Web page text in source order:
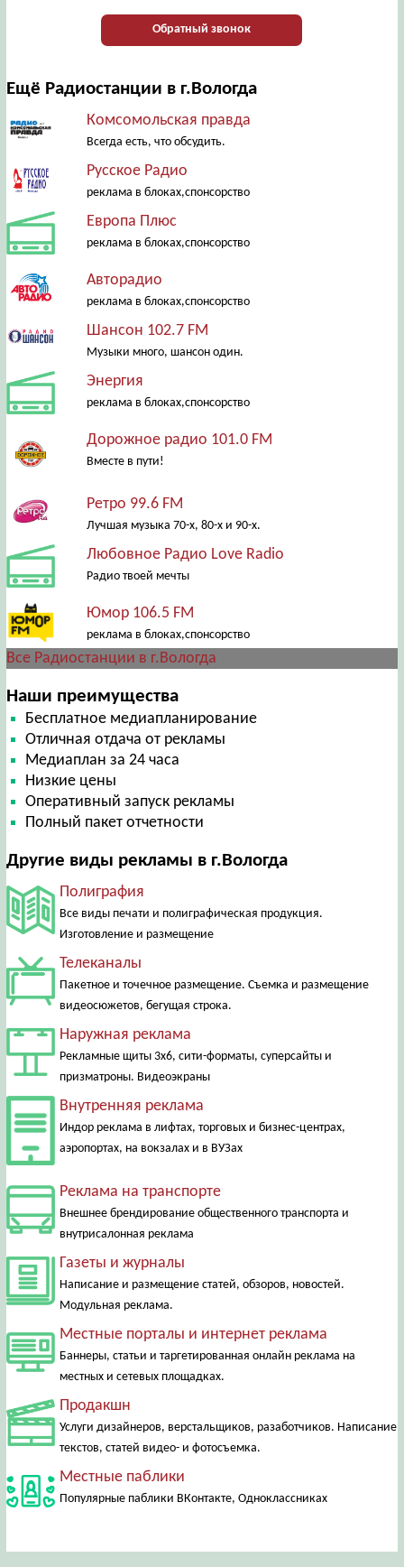
Обратный звонок
Ещё Радиостанции в г.Вологда
Комсомольская правда
Всегда есть, что обсудить.
Русское Радио
реклама в блоках,спонсорство
Европа Плюс
реклама в блоках,спонсорство
Авторадио
реклама в блоках,спонсорство
Шансон 102.7 FM
Музыки много, шансон один.
Энергия
реклама в блоках,спонсорство
Дорожное радио 101.0 FM
Вместе в пути!
Ретро 99.6 FM
Лучшая музыка 70-х, 80-х и 90-х.
Любовное Радио Love Radio
Радио твоей мечты
Юмор 106.5 FM
реклама в блоках,спонсорство
Все Радиостанции в г.Вологда
Наши преимущества
Бесплатное медиапланирование
Отличная отдача от рекламы
Медиаплан за 24 часа
Низкие цены
Оперативный запуск рекламы
Полный пакет отчетности
Другие виды рекламы в г.Вологда
Полиграфия
Все виды печати и полиграфическая продукция.
Изготовление и размещение
Телеканалы
Пакетное и точечное размещение. Съемка и размещение
видеосюжетов, бегущая строка.
Наружная реклама
Рекламные щиты 3х6, сити-форматы, суперсайты и
призматроны. Видеоэкраны
Внутренняя реклама
Индор реклама в лифтах, торговых и бизнес-центрах,
аэропортах, на вокзалах и в ВУЗах
Реклама на транспорте
Внешнее брендирование общественного транспорта и
внутрисалонная реклама
Газеты и журналы
Написание и размещение статей, обзоров, новостей.
Модульная реклама.
Местные порталы и интернет реклама
Баннеры, статьи и таргетированная онлайн реклама на
местных и сетевых площадках.
Продакшн
Услуги дизайнеров, верстальщиков, разаботчиков. Написание
текстов, статей видео- и фотосъемка.
Местные паблики
Популярные паблики ВКонтакте, Одноклассниках